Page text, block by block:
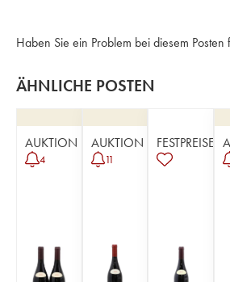
Haben Sie ein Problem bei diesem Posten
ÄHNLICHE POSTEN
AUKTION
4
AUKTION
11
FESTPREISE